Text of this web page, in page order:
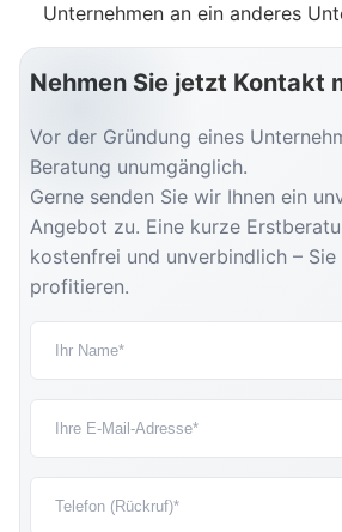
Unternehmen an ein anderes
Nehmen Sie jetzt Kontakt
Vor der Gründung eines
Beratung unumgänglich.
Gerne senden Sie wir Ihnen ein
Angebot zu. Eine kurze
kostenfrei und unverbindlich –
profitieren.